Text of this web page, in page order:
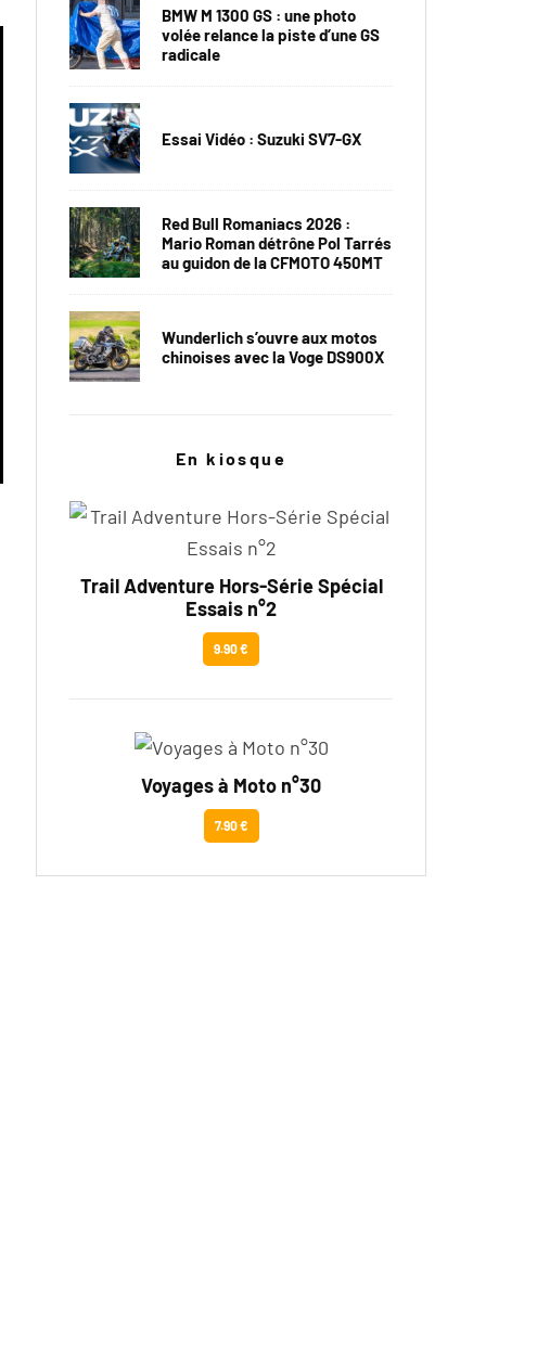
BMW M 1300 GS : une photo
volée relance la piste d’une GS
radicale
Essai Vidéo : Suzuki SV7-GX
Red Bull Romaniacs 2026 :
Mario Roman détrône Pol Tarrés
au guidon de la CFMOTO 450MT
Wunderlich s’ouvre aux motos
chinoises avec la Voge DS900X
En kiosque
Trail Adventure Hors-Série Spécial
Essais n°2
9.90 €
Voyages à Moto n°30
7.90 €